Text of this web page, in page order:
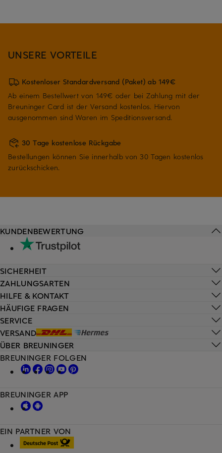
UNSERE VORTEILE
Kostenloser Standardversand (Paket) ab 149€
Ab einem Bestellwert von 149€ oder bei Zahlung mit der
Breuninger Card ist der Versand kostenlos. Hiervon
ausgenommen sind Waren im Speditionsversand.
30 Tage kostenlose Rückgabe
Bestellungen können Sie innerhalb von 30 Tagen kostenlos
zurückschicken.
HILFE & KONTAKT
HÄUFIGE FRAGEN
SERVICE
VERSAND
KUNDENBEWERTUNG
SICHERHEIT
ZAHLUNGSARTEN
ÜBER BREUNINGER
EIN PARTNER VON
BREUNINGER FOLGEN
BREUNINGER APP